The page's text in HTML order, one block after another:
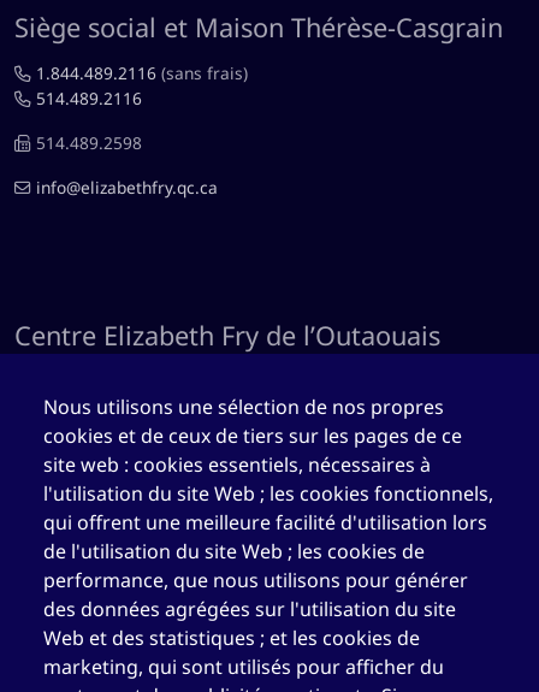
Nous utilisons une sélection de nos propres
cookies et de ceux de tiers sur les pages de ce
site web : cookies essentiels, nécessaires à
l'utilisation du site Web ; les cookies fonctionnels,
qui offrent une meilleure facilité d'utilisation lors
de l'utilisation du site Web ; les cookies de
performance, que nous utilisons pour générer
des données agrégées sur l'utilisation du site
Web et des statistiques ; et les cookies de
marketing, qui sont utilisés pour afficher du
Siège social et Maison Thérèse-Casgrain
1.844.489.2116 (sans frais)
514.489.2116
514.489.2598
info@elizabethfry.qc.ca
Centre Elizabeth Fry de l’Outaouais
1.844.489.2116(sans frais)
819.777.3669
819.777.4483
cefo@elizabethfry.qc.ca
Centre Elizabeth Fry de Québec (CEFQ)